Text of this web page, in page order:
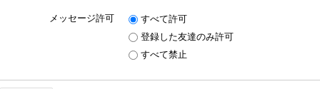
メッセージ許可
すべて許可
登録した友達のみ許可
すべて禁止